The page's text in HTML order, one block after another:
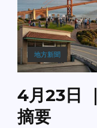
地方新聞
4月23日
摘要